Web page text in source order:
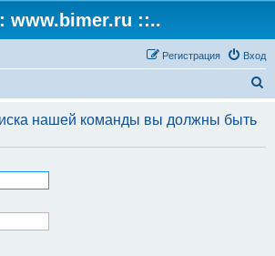
www.bimer.ru ::..
Вход
Регистрация
с
нашей команды вы должны быть